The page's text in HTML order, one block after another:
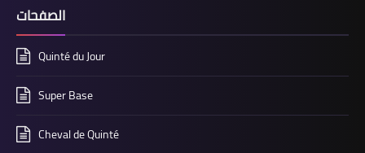
الصفحات
Quinté du Jour
Super Base
Cheval de Quinté